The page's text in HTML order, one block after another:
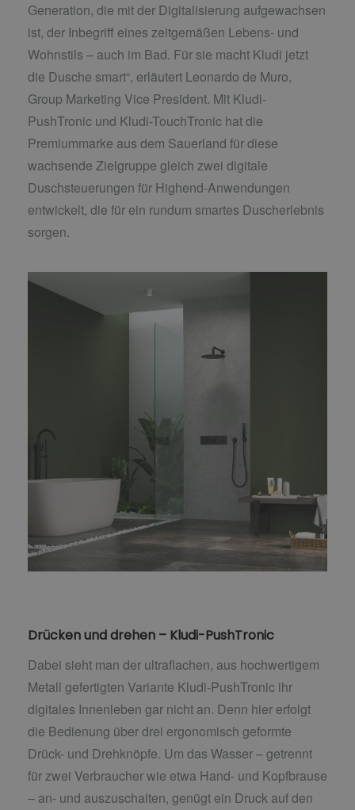
Generation, die mit der Digitalisierung aufgewachsen
ist, der Inbegriff eines zeitgemäßen Lebens- und
Wohnstils – auch im Bad. Für sie macht Kludi jetzt
die Dusche smart“, erläutert Leonardo de Muro,
Group Marketing Vice President. Mit Kludi-
PushTronic und Kludi-TouchTronic hat die
Premiummarke aus dem Sauerland für diese
wachsende Zielgruppe gleich zwei digitale
Duschsteuerungen für Highend-Anwendungen
entwickelt, die für ein rundum smartes Duscherlebnis
sorgen.
Drücken und drehen – Kludi-PushTronic
Dabei sieht man der ultraflachen, aus hochwertigem
Metall gefertigten Variante Kludi-PushTronic ihr
digitales Innenleben gar nicht an. Denn hier erfolgt
die Bedienung über drei ergonomisch geformte
Drück- und Drehknöpfe. Um das Wasser – getrennt
für zwei Verbraucher wie etwa Hand- und Kopfbrause
– an- und auszuschalten, genügt ein Druck auf den